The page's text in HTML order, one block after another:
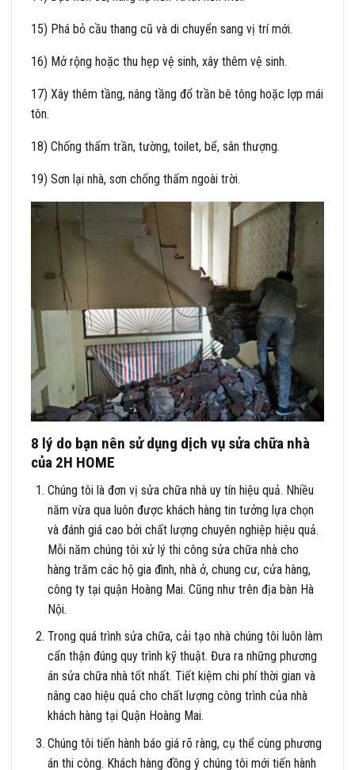
15) Phá bỏ cầu thang cũ và di chuyển sang vị trí mới.
16) Mở rộng hoặc thu hẹp vệ sinh, xây thêm vệ sinh.
17) Xây thêm tầng, nâng tầng đổ trần bê tông hoặc lợp mái
tôn.
18) Chống thấm trần, tường, toilet, bể, sân thượng.
19) Sơn lại nhà, sơn chống thấm ngoài trời.
8 lý do bạn nên sử dụng dịch vụ sửa chữa nhà
của 2H HOME
Chúng tôi là đơn vị sửa chữa nhà uy tín hiệu quả. Nhiều
năm vừa qua luôn được khách hàng tin tưởng lựa chọn
và đánh giá cao bởi chất lượng chuyên nghiệp hiệu quả.
Mỗi năm chúng tôi xử lý thi công sửa chữa nhà cho
hàng trăm các hộ gia đình, nhà ở, chung cư, cửa hàng,
công ty tại quận Hoàng Mai. Cũng như trên địa bàn Hà
Nội.
Trong quá trình sửa chữa, cải tạo nhà chúng tôi luôn làm
cẩn thận đúng quy trình kỹ thuật. Đưa ra những phương
án sửa chữa nhà tốt nhất. Tiết kiệm chi phí thời gian và
nâng cao hiệu quả cho chất lượng công trình của nhà
khách hàng tại Quận Hoàng Mai.
Chúng tôi tiến hành báo giá rõ ràng, cụ thể cùng phương
án thi công. Khách hàng đồng ý chúng tôi mới tiến hành